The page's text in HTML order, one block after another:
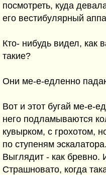
посмотреть, куда
его вестибулярный
Кто- нибудь видел, как
такие?
Они ме-е-едленно
Вот и этот бугай ме-е-
него подламываются
кувырком, с грохотом,
по ступеням
Выглядит - как бревно.
Страшновато, когда